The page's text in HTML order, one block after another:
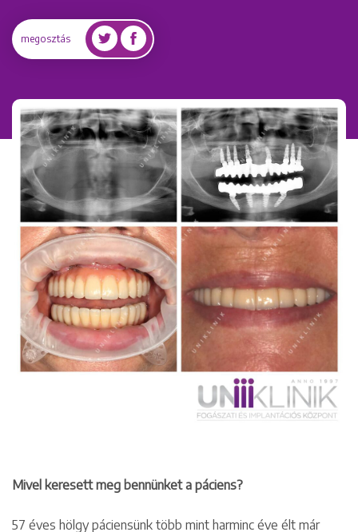
megosztás
Mivel keresett meg bennünket a páciens?
57 éves hölgy páciensünk több mint harminc éve élt már